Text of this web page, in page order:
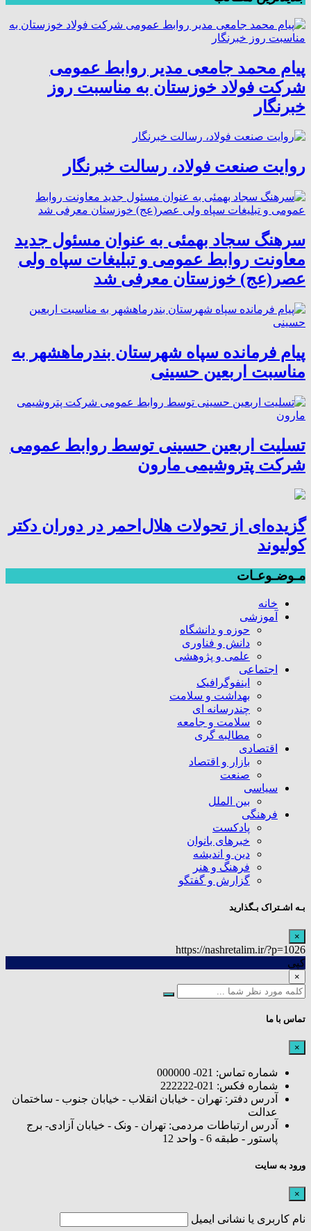
پیام محمد جامعی مدیر روابط عمومی
شرکت فولاد خوزستان به مناسبت روز
خبرنگار
روایت صنعت فولاد،‌ رسالت خبرنگار
سرهنگ سجاد بهمئی به عنوان مسئول جدید
معاونت روابط عمومی و تبلیغات سپاه ولی
عصر(عج) خوزستان معرفی شد
پیام فرمانده سپاه شهرستان بندرماهشهر به
مناسبت اربعین حسینی
تسلیت اربعین حسینی توسط روابط عمومی
شرکت پتروشیمی مارون
گزیده‌ای از تحولات هلال‌احمر در دوران دکتر
کولیوند
مـوضـوعـات
خانه
آموزشی
حوزه و دانشگاه
دانش و فناوری
علمی و پژوهشی
اجتماعی
اینفوگرافیک
بهداشت و سلامت
چندرسانه ای
سلامت و جامعه
مطالبه گری
اقتصادی
بازار و اقتصاد
صنعت
سیاسی
بین الملل
فرهنگی
پادکست
خبرهای بانوان
دین و اندیشه
فرهنگ و هنر
گزارش و گفتگو
بـه اشـتراک بـگذارید
×
https://nashretalim.ir/?p=1026
کپی
×
تماس با ما
×
شماره تماس: 021- 000000
شماره فکس: 021-222222
آدرس دفتر: تهران - خیابان انقلاب - خیابان جنوب - ساختمان
عدالت
آدرس ارتباطات مردمی: تهران - ونک - خیابان آزادی- برج
پاستور - طبقه 6 - واحد 12
ورود به سایت
×
نام کاربری یا نشانی ایمیل